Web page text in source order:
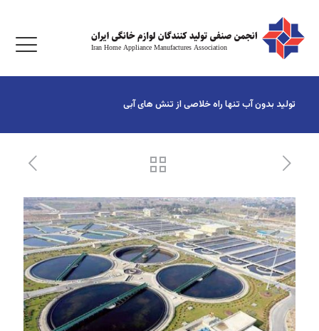
تولید بدون آب تنها راه خلاصی از تنش های آبی